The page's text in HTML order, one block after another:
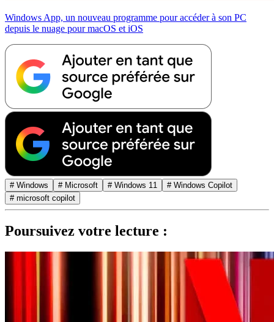
Windows App, un nouveau programme pour accéder à son PC
depuis le nuage pour macOS et iOS
# Windows # Microsoft # Windows 11
# Windows Copilot
# microsoft copilot
Poursuivez votre lecture :